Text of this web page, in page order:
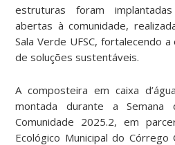
estruturas foram
abertas à comunidade,
Sala Verde UFSC, fortalecendo
de soluções sustentáveis.
A composteira em caixa
montada durante a Semana
Comunidade 2025.2, em
Ecológico Municipal do Córrego